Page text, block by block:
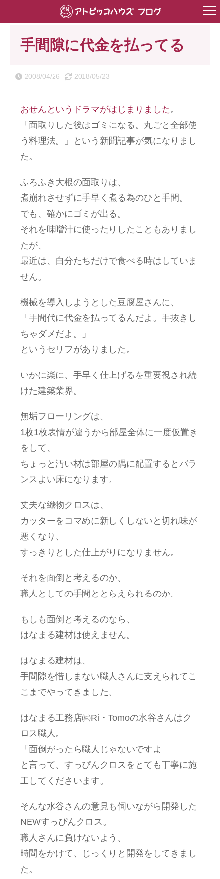
貼る壁材>壁紙>手間隙に代金を払ってる
手間隙に代金を払ってる
2008/04/26 2018/05/23
おせんというドラマがはじまりました 。
「面取りした後はゴミになる。丸ごと全部使
う料理法。」という新聞記事が気になりまし
た。
ふろふき大根の面取りは、
煮崩れさせずに手早く煮る為のひと手間。
でも、確かにゴミが出る。
それを味噌汁に使ったりしたこともありまし
たが、
最近は、自分たちだけで食べる時はしていま
せん。
機械を導入しようとした豆腐屋さんに、
「手間代に代金を払ってるんだよ。手抜きし
ちゃダメだよ。」
というセリフがありました。
いかに楽に、手早く仕上げるを重要視され続
けた建築業界。
無垢フローリングは、
1枚1枚表情が違うから部屋全体に一度仮置き
をして、
ちょっと汚い材は部屋の隅に配置するとバラ
ンスよい床になります。
丈夫な織物クロスは、
カッターをコマめに新しくしないと切れ味が
悪くなり、
すっきりとした仕上がりになりません。
それを面倒と考えるのか、
職人としての手間ととらえられるのか。
もしも面倒と考えるのなら、
はなまる建材は使えません。
はなまる建材は、
手間隙を惜しまない職人さんに支えられてこ
こまでやってきました。
はなまる工務店㈱Ri・Tomoの水谷さんはク
ロス職人。
「面倒がったら職人じゃないですよ」
と言って、すっぴんクロスをとても丁寧に施
工してくださいます。
そんな水谷さんの意見も伺いながら開発した
NEWすっぴんクロス。
職人さんに負けないよう、
時間をかけて、じっくりと開発をしてきまし
た。